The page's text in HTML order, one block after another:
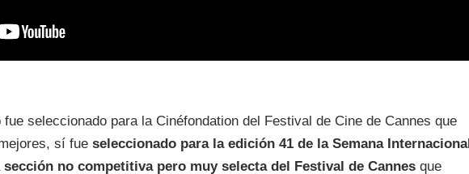
seleccionado para la Cinéfondation del Festival de Cine de Cannes que
sí fue seleccionado para la edición 41 de la Semana Internacional
sección no competitiva pero muy selecta del Festival de Cannes que